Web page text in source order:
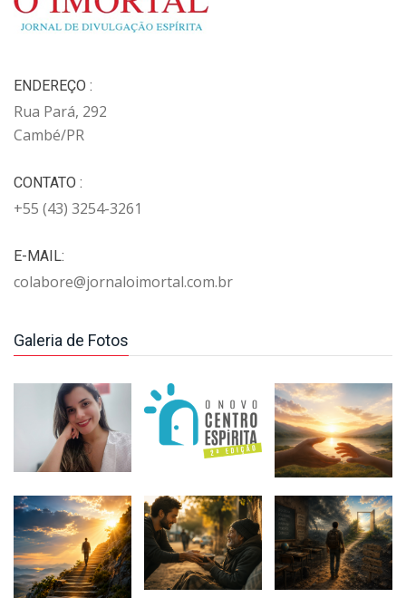
ENDEREÇO :
Rua Pará, 292
Cambé/PR
CONTATO :
+55 (43) 3254-3261
E-MAIL:
colabore@jornaloimortal.com.br
Galeria de Fotos